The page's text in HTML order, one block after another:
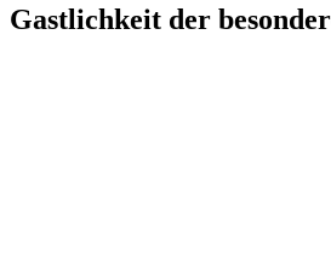
Gastlichkeit der